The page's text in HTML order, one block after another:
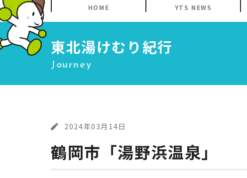
HOME YTS NEWS
東北湯けむり紀行
Journey
2024年03月14日
鶴岡市「湯野浜温泉」